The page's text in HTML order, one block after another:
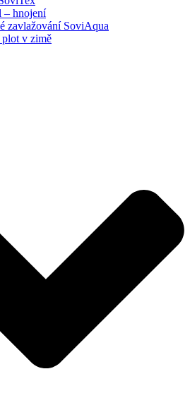
– hnojení
zavlažování SoviAqua
v zimě